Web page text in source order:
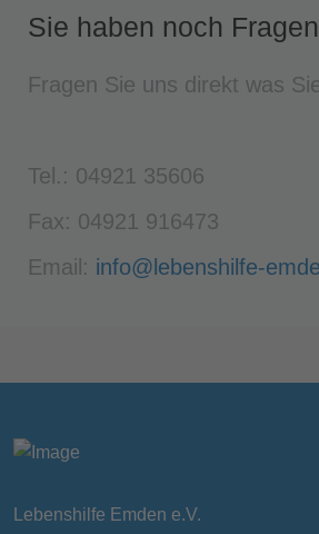
Sie haben noch
Fragen Sie uns direkt was
Tel.: 04921 35606
Fax: 04921 916473
Email: info@lebenshilfe-
Lebenshilfe Emden e.V.